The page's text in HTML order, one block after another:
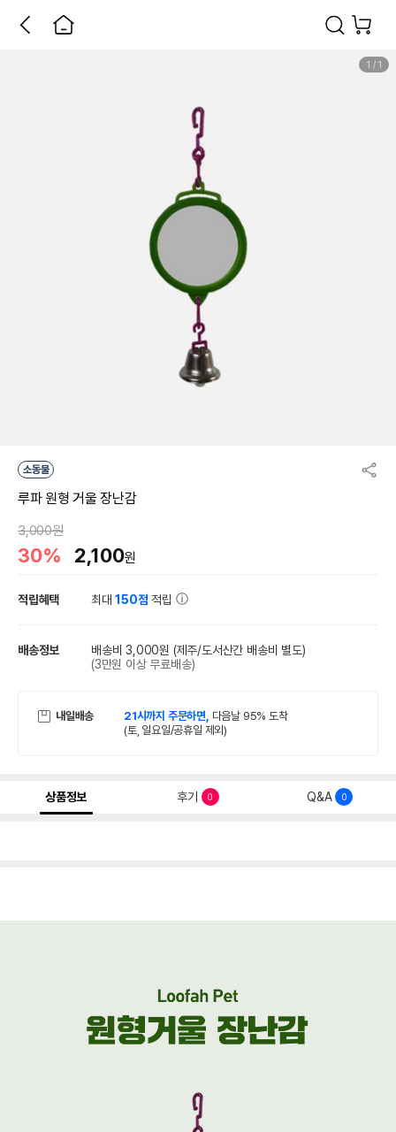
1 / 1
소동물
루파 원형 거울 장난감
3,000원
30% 2,100원
적립혜택 최대150점 적립
배송정보 배송비 3,000원 (제주/도서산간 배송비 별도)
(3만원 이상 무료배송)
내일배송 21시까지 주문하면, 다음날 95% 도착
(토, 일요일/공휴일 제외)
상품정보 후기 0 Q&A 0